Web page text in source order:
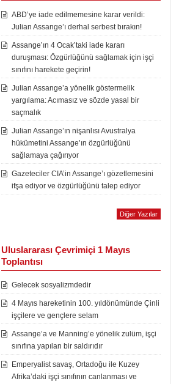
ABD’ye iade edilmemesine karar verildi:
Julian Assange’ı derhal serbest bırakın!
Assange’ın 4 Ocak’taki iade kararı
duruşması: Özgürlüğünü sağlamak için işçi
sınıfını harekete geçirin!
Julian Assange’a yönelik göstermelik
yargılama: Acımasız ve sözde yasal bir
saçmalık
Julian Assange’ın nişanlısı Avustralya
hükümetini Assange’ın özgürlüğünü
sağlamaya çağırıyor
Gazeteciler CIA’in Assange’ı gözetlemesini
ifşa ediyor ve özgürlüğünü talep ediyor
Diğer Yazılar
Uluslararası Çevrimiçi 1 Mayıs
Toplantısı
Gelecek sosyalizmdedir
4 Mayıs hareketinin 100. yıldönümünde Çinli
işçilere ve gençlere selam
Assange’a ve Manning’e yönelik zulüm, işçi
sınıfına yapılan bir saldırıdır
Emperyalist savaş, Ortadoğu ile Kuzey
Afrika’daki işçi sınıfının canlanması ve